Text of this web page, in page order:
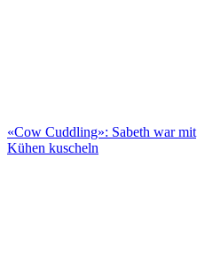
«Cow Cuddling»: Sabeth war mit
Kühen kuscheln